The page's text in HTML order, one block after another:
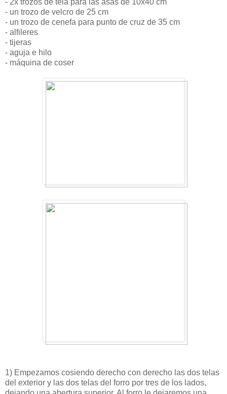
- un trozo de velcro de 25 cm
- un trozo de cenefa para punto de cruz de 35 cm
- alfileres
- tijeras
- aguja e hilo
- máquina de coser
1) Empezamos cosiendo derecho con derecho las dos telas
del exterior y las dos telas del forro por tres de los lados,